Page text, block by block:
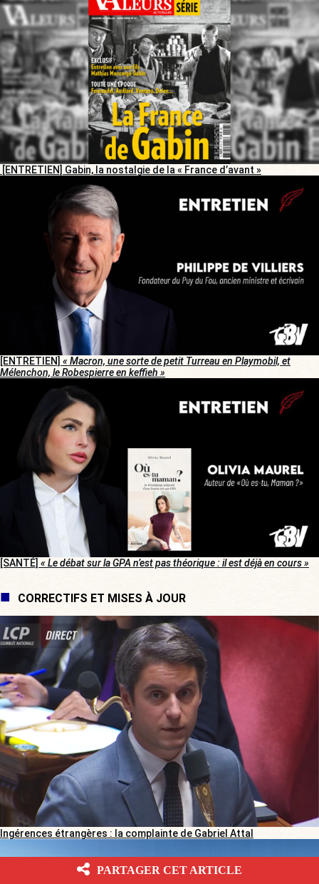
[ENTRETIEN] Gabin, la nostalgie de la « France d’avant »
[ENTRETIEN] « Macron, une sorte de petit Turreau en Playmobil, et
Mélenchon, le Robespierre en keffieh »
[SANTÉ] « Le débat sur la GPA n’est pas théorique : il est déjà en cours »
CORRECTIFS ET MISES À JOUR
Ingérences étrangères : la complainte de Gabriel Attal
PARTAGER CET ARTICLE